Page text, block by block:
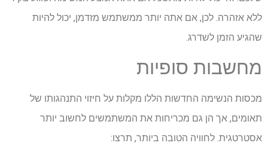
ללא אזהרה. לכן, אם אתה יותר ממשתמש מזדמן, יכול להיות
שהגיע הזמן לשדרג.
מחשבות סופיות
מכסות הנשימה החדשות הללו מקלות על חיזוי התנהגותו של
תאומים, אך הן גם מכריחות את המשתמשים לחשוב יותר
אסטרטגית. לחוויה הטובה ביותר, תרצו: